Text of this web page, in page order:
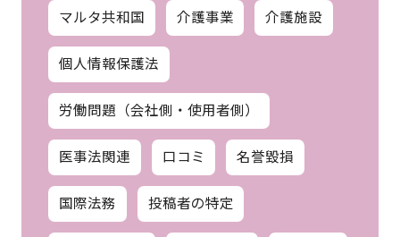
マルタ共和国 介護事業 介護施設
個人情報保護法
労働問題（会社側・使用者側）
医事法関連 口コミ 名誉毀損
国際法務 投稿者の特定